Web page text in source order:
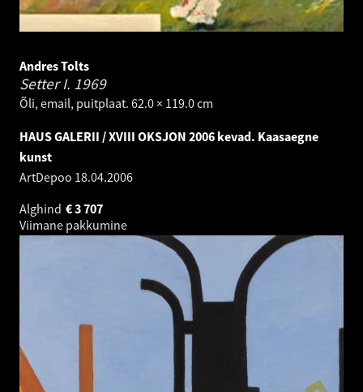
Andres Tolts
Setter I. 1969
Õli, email, puitplaat. 62.0 × 119.0 cm
HAUS GALERII / XVIII OKSJON 2006 kevad. Kaasaegne
kunst
ArtDepoo 18.04.2006
Alghind
3 707
€
Viimane pakkumine